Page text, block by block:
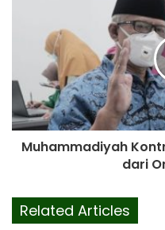
Muhammadiyah
dari
Related Articles